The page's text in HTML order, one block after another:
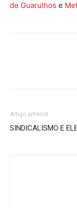
de Guarulhos e
Artigo anterior
SINDICALISMO E